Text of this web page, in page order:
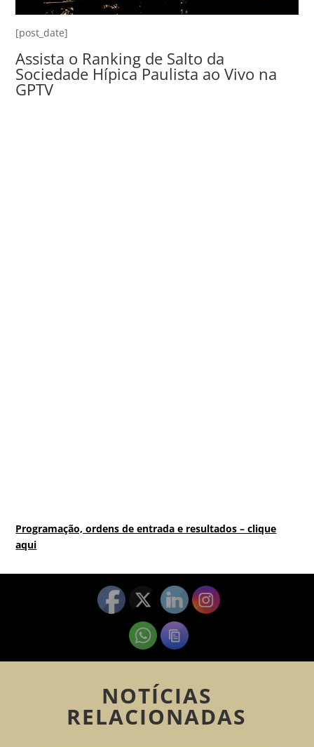
[post_date]
Assista o Ranking de Salto da
Sociedade Hípica Paulista ao Vivo na
GPTV
Programação, ordens de entrada e resultados – clique
aqui
NOTÍCIAS
RELACIONADAS